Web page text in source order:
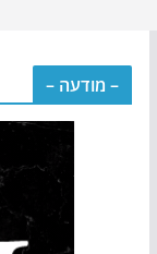
– מודעה –